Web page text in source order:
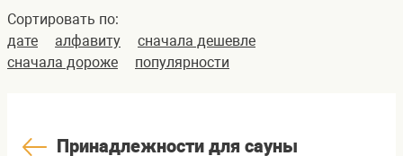
Сортировать по:
дате
алфавиту
сначала дешевле
сначала дороже
популярности
Принадлежности для сауны